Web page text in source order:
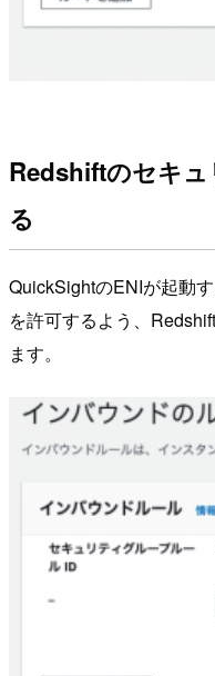
Redshiftのセキ
る
QuickSightのENIが起動
を許可するよう、
ます。